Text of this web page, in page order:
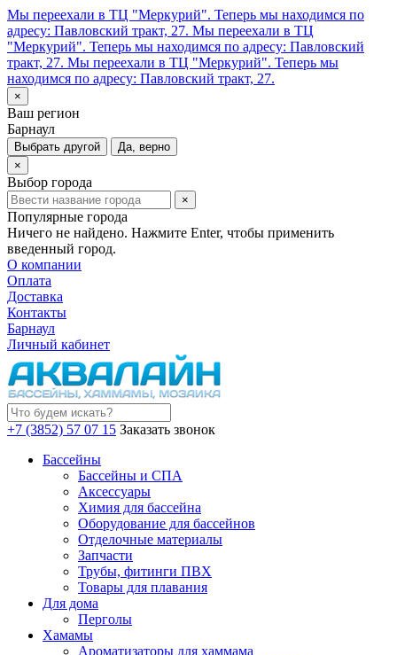
Мы переехали в ТЦ "Меркурий". Теперь мы находимся по
адресу: Павловский тракт, 27. Мы переехали в ТЦ
"Меркурий". Теперь мы находимся по адресу: Павловский
тракт, 27. Мы переехали в ТЦ "Меркурий". Теперь мы
находимся по адресу: Павловский тракт, 27.
×
Ваш регион
Барнаул
Выбрать другой
Да, верно
×
Выбор города
×
Популярные города
Ничего не найдено. Нажмите Enter, чтобы применить
введенный город.
О компании
Оплата
Доставка
Контакты
Барнаул
Личный кабинет
+7 (3852) 57 07 15 Заказать звонок
Бассейны
Бассейны и СПА
Аксессуары
Химия для бассейна
Оборудование для бассейнов
Отделочные материалы
Запчасти
Трубы, фитинги ПВХ
Товары для плавания
Для дома
Перголы
Хамамы
Ароматизаторы для хаммама